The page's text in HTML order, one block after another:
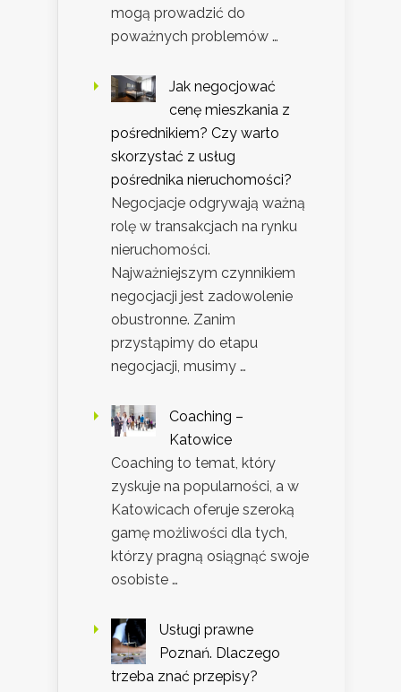
mogą prowadzić do
poważnych problemów …
Jak negocjować
cenę mieszkania z
pośrednikiem? Czy warto
skorzystać z usług
pośrednika nieruchomości?
Negocjacje odgrywają ważną
rolę w transakcjach na rynku
nieruchomości.
Najważniejszym czynnikiem
negocjacji jest zadowolenie
obustronne. Zanim
przystąpimy do etapu
negocjacji, musimy …
Coaching –
Katowice
Coaching to temat, który
zyskuje na popularności, a w
Katowicach oferuje szeroką
gamę możliwości dla tych,
którzy pragną osiągnąć swoje
osobiste …
Usługi prawne
Poznań. Dlaczego
trzeba znać przepisy?